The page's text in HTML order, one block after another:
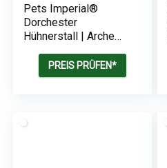
Pets Imperial®
Dorchester
Hühnerstall | Arche
Mit Schiebetablett |
Öffnendes Dach |
PREIS PRÜFEN*